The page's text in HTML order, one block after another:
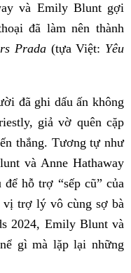
và Emily Blunt gợi
đã làm nên thành
Prada (tựa Việt: Yêu
đã ghi dấu ấn không
giả vờ quên cặp
thắng. Tương tự như
và Anne Hathaway
hỗ trợ “sếp cũ” của
vị trợ lý vô cùng sợ bà
2024, Emily Blunt và
gì mà lặp lại những